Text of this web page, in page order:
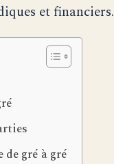
et financiers.
gré à gré